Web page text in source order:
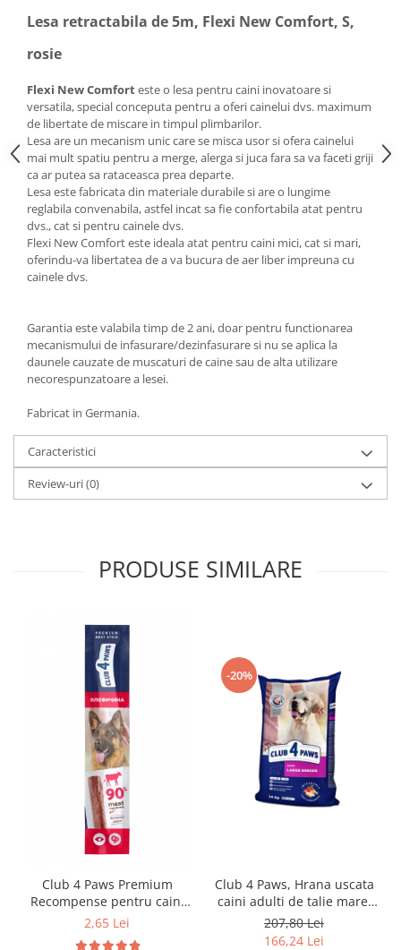
Lesa retractabila de 5m, Flexi New Comfort, S,
rosie
Flexi New Comforteste o lesa pentru caini inovatoare si
versatila, special conceputa pentru a oferi cainelui dvs. maximum
de libertate de miscare in timpul plimbarilor.
Lesa are un mecanism unic care se misca usor si ofera cainelui
mai mult spatiu pentru a merge, alerga si juca fara sa va faceti griji
ca ar putea sa rataceasca prea departe.
Lesa este fabricata din materiale durabile si are o lungime
reglabila convenabila, astfel incat sa fie confortabila atat pentru
dvs., cat si pentru cainele dvs.
Flexi New Comfort este ideala atat pentru caini mici, cat si mari,
oferindu-va libertatea de a va bucura de aer liber impreuna cu
cainele dvs.
Garantia este valabila timp de 2 ani, doar pentru functionarea
mecanismului de infasurare/dezinfasurare si nu se aplica la
daunele cauzate de muscaturi de caine sau de alta utilizare
necorespunzatoare a lesei.
Fabricat in Germania.
Caracteristici
Review-uri(0)
PRODUSE SIMILARE
Club 4 Paws Premium
Recompense pentru caini
stick cu vita, 12g
2,65 Lei
-20%
Club 4 Paws, Hrana uscata
caini adulti de talie mare,
pui, 14kg
207,80 Lei
166,24 Lei